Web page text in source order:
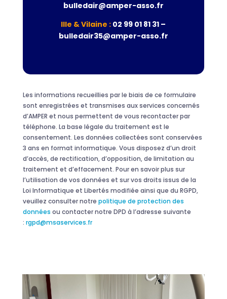
bulledair@amper-asso.fr
Ille & Vilaine : 02 99 01 81 31 –
bulledair35@amper-asso.fr
Les informations recueillies par le biais de ce formulaire
sont enregistrées et transmises aux services concernés
d’AMPER et nous permettent de vous recontacter par
téléphone. La base légale du traitement est le
consentement. Les données collectées sont conservées
3 ans en format informatique. Vous disposez d’un droit
d’accès, de rectification, d’opposition, de limitation au
traitement et d’effacement. Pour en savoir plus sur
l’utilisation de vos données et sur vos droits issus de la
Loi Informatique et Libertés modifiée ainsi que du RGPD,
veuillez consulter notre politique de protection des
données ou contacter notre DPD à l’adresse suivante
: rgpd@msaservices.fr